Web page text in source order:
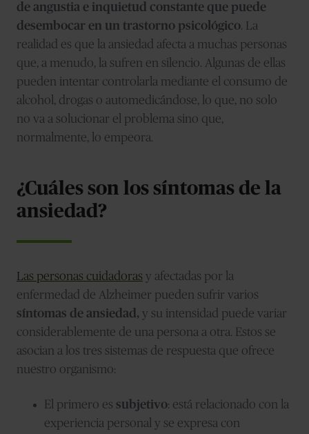
de angustia e inquietud constante que puede
desembocar en un trastorno psicológico. La
realidad es que la ansiedad afecta a muchas personas
que, a menudo, la sufren en silencio. Algunas de ellas
pueden intentar controlarla mediante el consumo de
alcohol, drogas o automedicándose, lo que, no solo
no va a solucionar el problema sino que,
normalmente, lo empeora.
¿Cuáles son los síntomas de la
ansiedad?
Las personas cuidadoras y afectadas por la
enfermedad de Alzheimer pueden sufrir varios
síntomas de ansiedad, y su intensidad puede variar
considerablemente de una persona a otra. Estos se
asocian a los tres sistemas de respuesta que ofrece
nuestro organismo:
El primero es subjetivo: está relacionado con la
experiencia personal y se expresa con